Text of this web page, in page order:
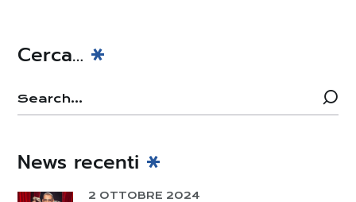
Cerca…
News recenti
2 OTTOBRE 2024